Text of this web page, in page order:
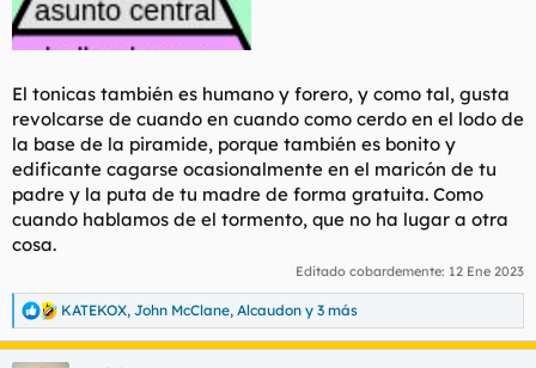
El tonicas también es humano y forero, y como tal, gusta
revolcarse de cuando en cuando como cerdo en el lodo de
la base de la piramide, porque también es bonito y
edificante cagarse ocasionalmente en el maricón de tu
padre y la puta de tu madre de forma gratuita. Como
cuando hablamos de el tormento, que no ha lugar a otra
cosa.
Editado cobardemente: 12 Ene 2023
R
e
a
KATEKOX, John McClane, Alcaudon y 3 más